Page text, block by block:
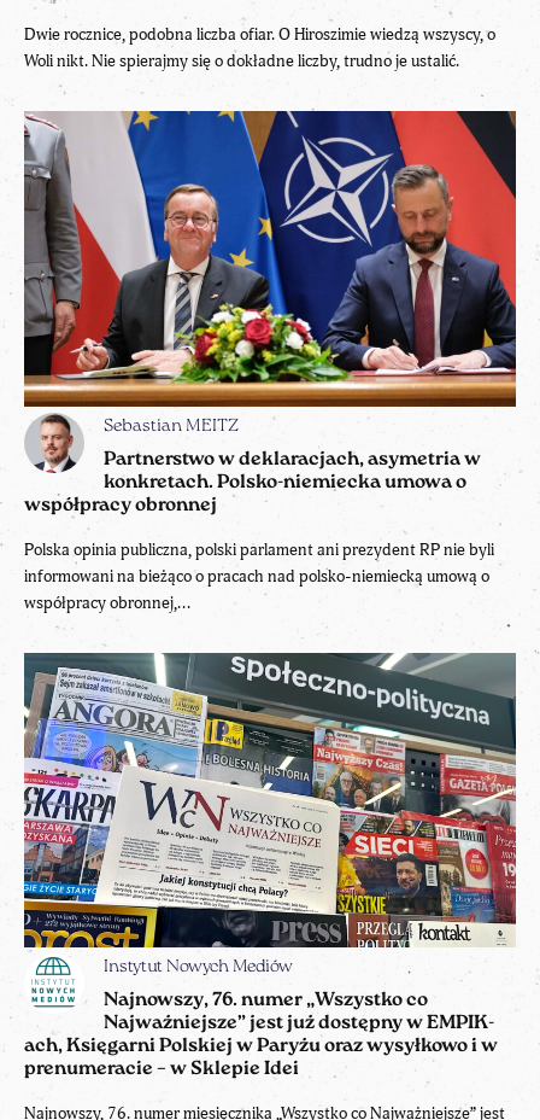
Dwie rocznice, podobna liczba ofiar. O Hiroszimie wiedzą wszyscy, o
Woli nikt. Nie spierajmy się o dokładne liczby, trudno je ustalić.
Sebastian MEITZ
Partnerstwo w deklaracjach, asymetria w
konkretach. Polsko-niemiecka umowa o
współpracy obronnej
Polska opinia publiczna, polski parlament ani prezydent RP nie byli
informowani na bieżąco o pracach nad polsko-niemiecką umową o
współpracy obronnej,...
Instytut Nowych Mediów
Najnowszy, 76. numer „Wszystko co
Najważniejsze” jest już dostępny w EMPIK-
ach, Księgarni Polskiej w Paryżu oraz wysyłkowo i w
prenumeracie – w Sklepie Idei
Najnowszy, 76. numer miesięcznika „Wszystko co Najważniejsze” jest